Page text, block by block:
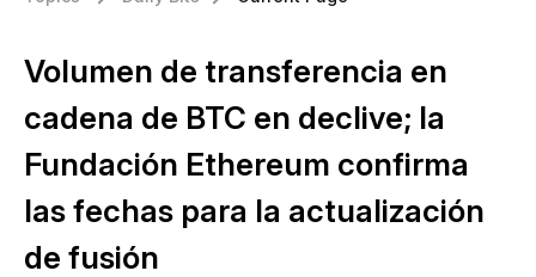
Volumen de transferencia en
cadena de BTC en declive; la
Fundación Ethereum confirma
las fechas para la actualización
de fusión